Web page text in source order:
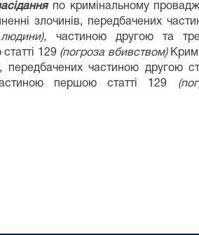
по кримінальному
злочинів, передбачених
частиною другою та
129 (погроза вбивством)
передбачених частиною другою
першою статті 129